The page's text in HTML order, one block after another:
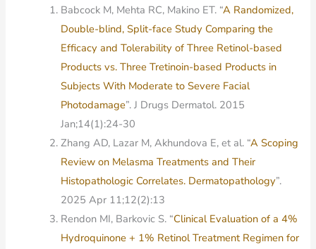
Babcock M, Mehta RC, Makino ET. “A Randomized,
Double-blind, Split-face Study Comparing the
Efficacy and Tolerability of Three Retinol-based
Products vs. Three Tretinoin-based Products in
Subjects With Moderate to Severe Facial
Photodamage”. J Drugs Dermatol. 2015
Jan;14(1):24-30
Zhang AD, Lazar M, Akhundova E, et al. “A Scoping
Review on Melasma Treatments and Their
Histopathologic Correlates. Dermatopathology”.
2025 Apr 11;12(2):13
Rendon MI, Barkovic S. “Clinical Evaluation of a 4%
Hydroquinone + 1% Retinol Treatment Regimen for